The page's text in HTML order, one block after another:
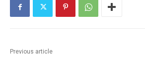
Previous article